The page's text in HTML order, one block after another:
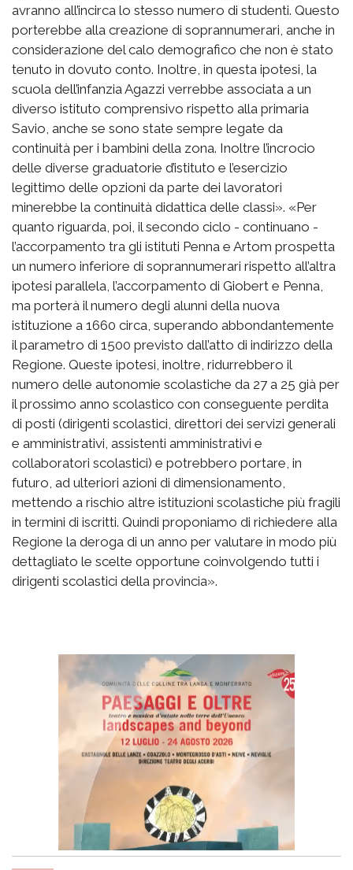
avranno all’incirca lo stesso numero di studenti. Questo
porterebbe alla creazione di soprannumerari, anche in
considerazione del calo demografico che non è stato
tenuto in dovuto conto. Inoltre, in questa ipotesi, la
scuola dell’infanzia Agazzi verrebbe associata a un
diverso istituto comprensivo rispetto alla primaria
Savio, anche se sono state sempre legate da
continuità per i bambini della zona. Inoltre l’incrocio
delle diverse graduatorie d’istituto e l’esercizio
legittimo delle opzioni da parte dei lavoratori
minerebbe la continuità didattica delle classi». «Per
quanto riguarda, poi, il secondo ciclo - continuano -
l’accorpamento tra gli istituti Penna e Artom prospetta
un numero inferiore di soprannumerari rispetto all’altra
ipotesi parallela, l’accorpamento di Giobert e Penna,
ma porterà il numero degli alunni della nuova
istituzione a 1660 circa, superando abbondantemente
il parametro di 1500 previsto dall’atto di indirizzo della
Regione. Queste ipotesi, inoltre, ridurrebbero il
numero delle autonomie scolastiche da 27 a 25 già per
il prossimo anno scolastico con conseguente perdita
di posti (dirigenti scolastici, direttori dei servizi generali
e amministrativi, assistenti amministrativi e
collaboratori scolastici) e potrebbero portare, in
futuro, ad ulteriori azioni di dimensionamento,
mettendo a rischio altre istituzioni scolastiche più fragili
in termini di iscritti. Quindi proponiamo di richiedere alla
Regione la deroga di un anno per valutare in modo più
dettagliato le scelte opportune coinvolgendo tutti i
dirigenti scolastici della provincia».